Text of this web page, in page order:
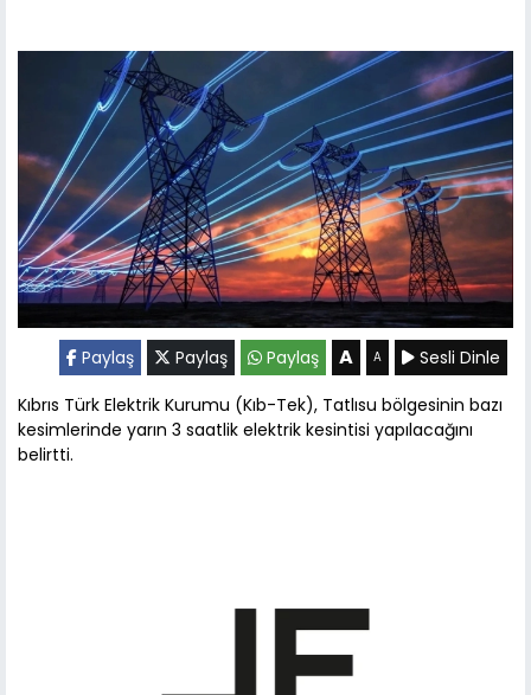
Paylaş Paylaş Paylaş A A
Sesli Dinle
Kıbrıs Türk Elektrik Kurumu (Kıb-Tek), Tatlısu bölgesinin bazı
kesimlerinde yarın 3 saatlik elektrik kesintisi yapılacağını
belirtti.